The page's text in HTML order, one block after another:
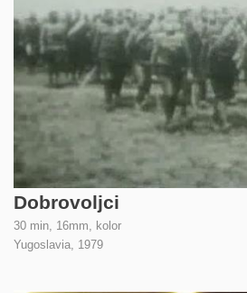
Dobrovoljci
30 min, 16mm, kolor
Yugoslavia, 1979